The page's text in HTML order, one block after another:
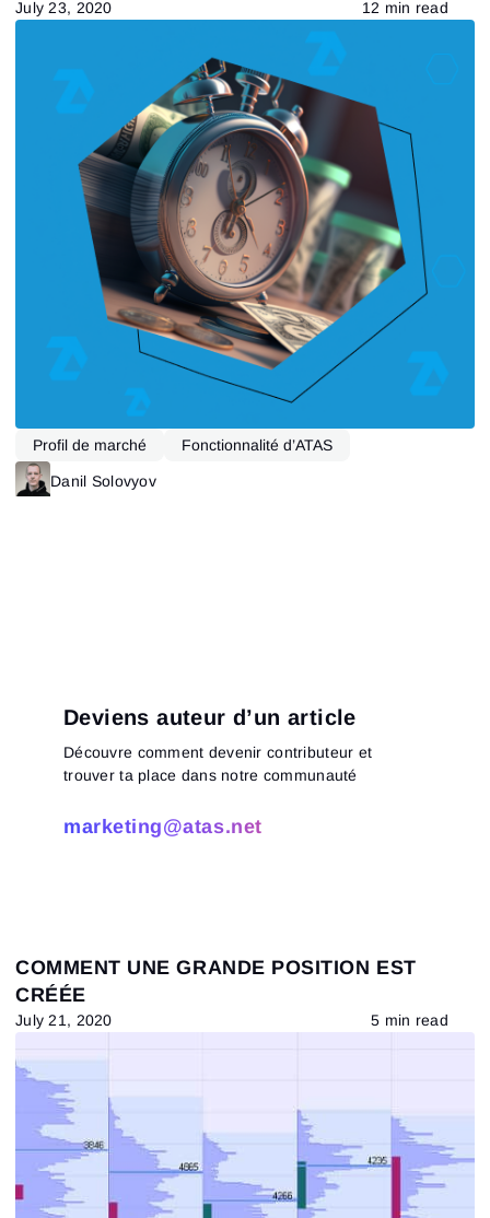
July 23, 2020 12 min read
Profil de marché Fonctionnalité d’ATAS
Danil Solovyov
Deviens auteur d’un article
Découvre comment devenir contributeur et
trouver ta place dans notre communauté
marketing@atas.net
COMMENT UNE GRANDE POSITION EST
CRÉÉE
July 21, 2020 5 min read